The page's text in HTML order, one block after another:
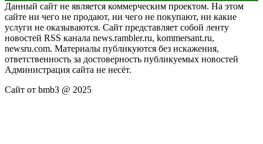
Данный сайт не является коммерческим проектом. На этом
сайте ни чего не продают, ни чего не покупают, ни какие
услуги не оказываются. Сайт представляет собой ленту
новостей RSS канала news.rambler.ru, kommersant.ru,
newsru.com. Материалы публикуются без искажения,
ответственность за достоверность публикуемых новостей
Администрация сайта не несёт.
Сайт от bmb3 @ 2025